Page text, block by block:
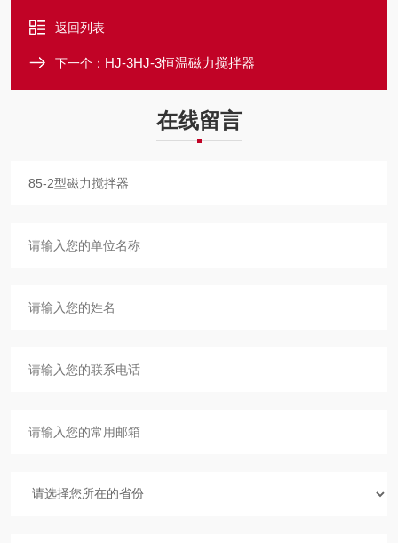
返回列表
下一个： HJ-3HJ-3恒温磁力搅拌器
在线留言